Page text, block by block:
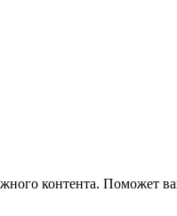
контента. Поможет